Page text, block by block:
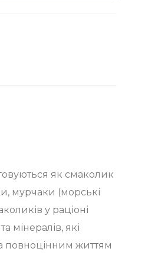
як смаколик
мурчаки (морські
у раціоні
мінералів, які
повноцінним життям